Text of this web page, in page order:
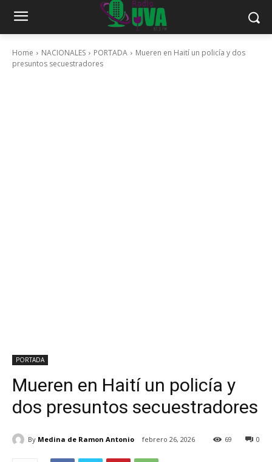
Home NACIONALES PORTADA
Mueren en Haití un policía y dos
presuntos secuestradores
PORTADA
Mueren en Haití un policía y
dos presuntos secuestradores
By Medina de Ramon Antonio febrero 26, 2026 0
69